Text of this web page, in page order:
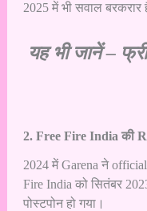
2025 में भी सवाल बरकरार
यह भी जानें –
2. Free Fire India की
2024 में Garena ने
Fire India को सितंबर
पोस्टपोन हो गया।